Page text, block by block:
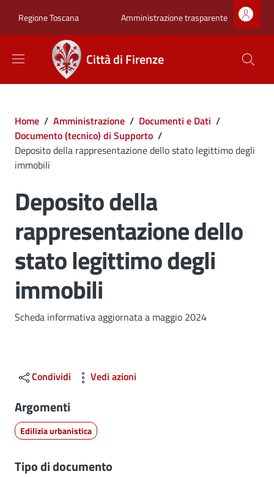
Regione Toscana Zona superiore
Amministrazione trasparente
Città di Firenze
Briciole di pane
Home / Amministrazione / Documenti e Dati /
Documento (tecnico) di Supporto /
Deposito della rappresentazione dello stato legittimo degli
immobili
Deposito della
rappresentazione dello
stato legittimo degli
immobili
Dettagli
Scheda informativa aggiornata a maggio 2024
Condividi Vedi azioni
Argomenti
Edilizia urbanistica
Tipo di documento